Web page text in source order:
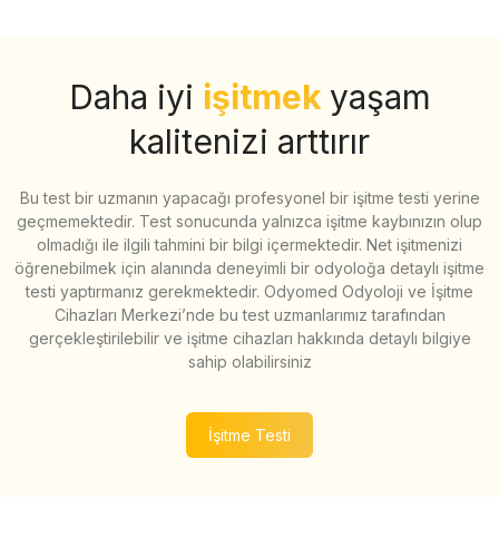
Daha iyi işitmek yaşam
kalitenizi arttırır
Bu test bir uzmanın yapacağı profesyonel bir işitme testi yerine
geçmemektedir. Test sonucunda yalnızca işitme kaybınızın olup
olmadığı ile ilgili tahmini bir bilgi içermektedir. Net işitmenizi
öğrenebilmek için alanında deneyimli bir odyoloğa detaylı işitme
testi yaptırmanız gerekmektedir. Odyomed Odyoloji ve İşitme
Cihazları Merkezi’nde bu test uzmanlarımız tarafından
gerçekleştirilebilir ve işitme cihazları hakkında detaylı bilgiye
sahip olabilirsiniz
İşitme Testi